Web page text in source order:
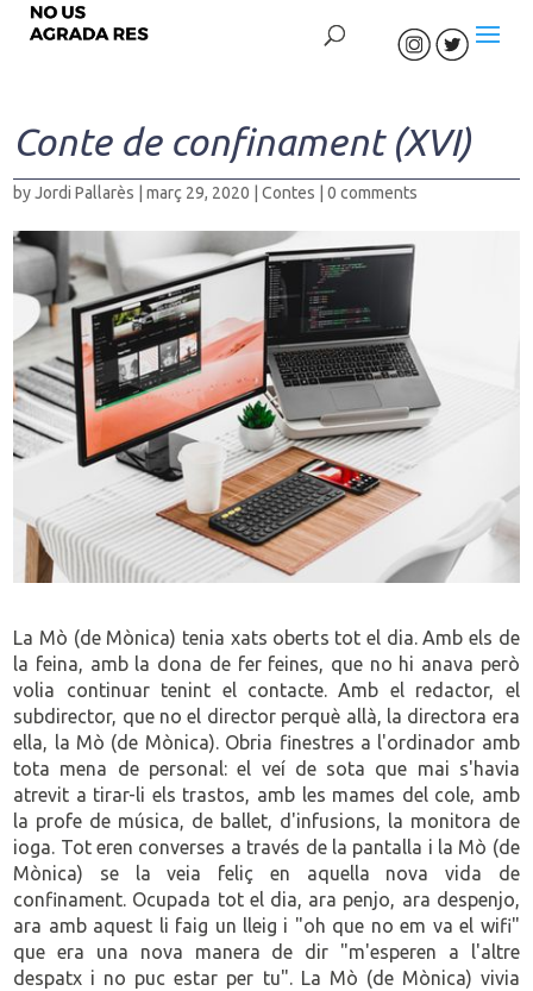
Conte de confinament (XVI)
byJordi Pallarès |març 29, 2020 |Contes |0 comments
La Mò (de Mònica) tenia xats oberts tot el dia. Amb els de
la feina, amb la dona de fer feines, que no hi anava però
volia continuar tenint el contacte. Amb el redactor, el
subdirector, que no el director perquè allà, la directora era
ella, la Mò (de Mònica). Obria finestres a l'ordinador amb
tota mena de personal: el veí de sota que mai s'havia
atrevit a tirar-li els trastos, amb les mames del cole, amb
la profe de música, de ballet, d'infusions, la monitora de
ioga. Tot eren converses a través de la pantalla i la Mò (de
Mònica) se la veia feliç en aquella nova vida de
confinament. Ocupada tot el dia, ara penjo, ara despenjo,
ara amb aquest li faig un lleig i "oh que no em va el wifi"
que era una nova manera de dir "m'esperen a l'altre
despatx i no puc estar per tu". La Mò (de Mònica) vivia